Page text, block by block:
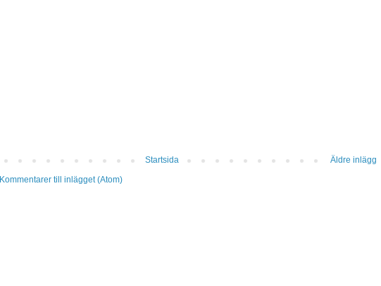
Äldre inlägg
Startsida
Kommentarer till inlägget (Atom)